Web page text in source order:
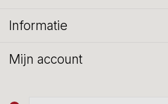
Informatie
Mijn account